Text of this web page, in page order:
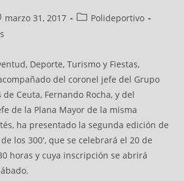
marzo 31, 2017
Polideportivo
Deporte, Turismo y Fiestas,
del coronel jefe del Grupo
de Ceuta, Fernando Rocha, y del
de la Plana Mayor de la misma
ha presentado la segunda edición de
los 300', que se celebrará el 20 de
horas y cuya inscripción se abrirá